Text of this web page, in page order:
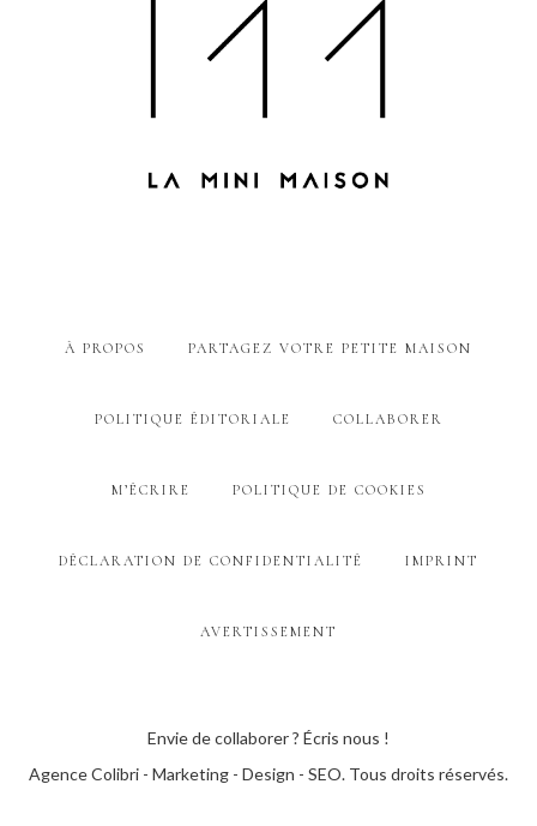
À PROPOS PARTAGEZ VOTRE PETITE MAISON
POLITIQUE ÉDITORIALE COLLABORER
M’ÉCRIRE POLITIQUE DE COOKIES
DÉCLARATION DE CONFIDENTIALITÉ IMPRINT
AVERTISSEMENT
Envie de collaborer ? Écris nous !
Agence Colibri - Marketing - Design - SEO. Tous droits réservés.